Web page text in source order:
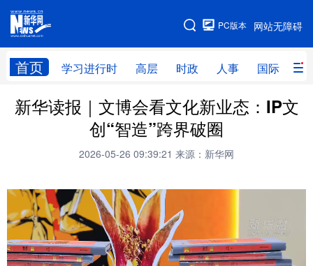
网站无障碍
PC版本
首页 学习进行时 高层 时政 人事 国际 财
网站地图
学习进行时 高层 时政 人事
财经 网评
全球连线
科技 科创 量子 体育
文化 书画 军事
访谈 视频 图片 政务
新华读报｜文博会看文化新业态：IP文
创“智造”跨界破圈
2026-05-26 09:39:21 来源：新华网